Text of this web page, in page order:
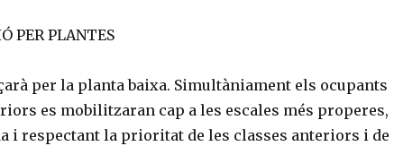
PER PLANTES
per la planta baixa. Simultàniament els ocupants
es mobilitzaran cap a les escales més properes,
i respectant la prioritat de les classes anteriors i de